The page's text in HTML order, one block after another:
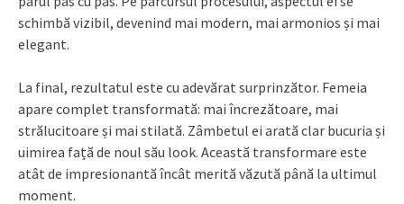
schimbă vizibil, devenind mai modern, mai armonios și mai
elegant.
La final, rezultatul este cu adevărat surprinzător. Femeia
apare complet transformată: mai încrezătoare, mai
strălucitoare și mai stilată. Zâmbetul ei arată clar bucuria și
uimirea față de noul său look. Această transformare este
atât de impresionantă încât merită văzută până la ultimul
moment.